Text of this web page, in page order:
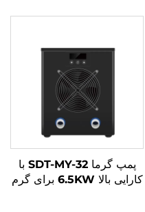
تخلیه شده سه‌هدفه برای
دانشگاه Tsinghua
پمپ گرما SDT-MY-32 با
کارایی بالا 6.5KW برای گرم